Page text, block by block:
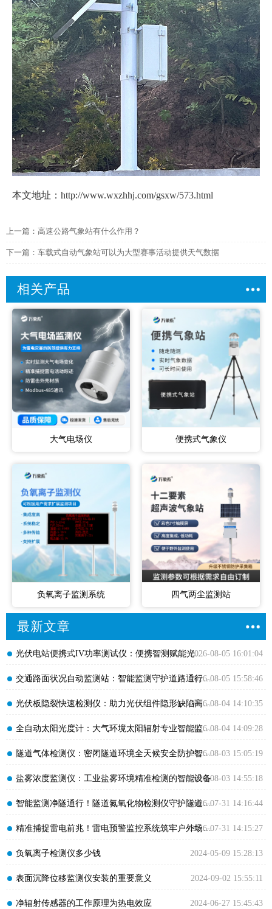
本文地址：http://www.wxzhhj.com/gsxw/573.html
上一篇： 高速公路气象站有什么作用？
下一篇： 车载式自动气象站可以为大型赛事活动提供天气数据
相关产品
大气电场仪 便携式气象仪
负氧离子监测系统 四气两尘监测站
最新文章
2026-08-05 16:01:04
​光伏电站便携式IV功率测试仪：便携智测赋能光伏高效运维
2026-08-05 15:58:46
​交通路面状况自动监测站：智能监测守护道路通行安全畅通
2026-08-04 14:10:35
​光伏板隐裂快速检测仪：助力光伏组件隐形缺陷高效排查
2026-08-04 14:09:28
​全自动太阳光度计：大气环境太阳辐射专业智能监测设备
2026-08-03 15:05:19
​隧道气体检测仪：密闭隧道环境全天候安全防护智能监测设备
2026-08-03 14:55:18
​盐雾浓度监测仪：工业盐雾环境精准检测的智能设备
2026-07-31 14:16:44
​智能监测净隧通行！隧道氮氧化物检测仪守护隧道空气安全
2026-07-31 14:15:27
​精准捕捉雷电前兆！雷电预警监控系统筑牢户外场景雷电安全防护屏障
2024-05-09 15:28:13
​负氧离子检测仪多少钱
2024-09-02 15:55:11
​表面沉降位移监测仪安装的重要意义
2024-06-27 15:45:43
​净辐射传感器的工作原理为热电效应